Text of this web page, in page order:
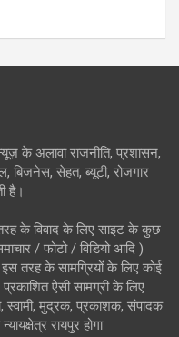
के अलावा राजनीति, प्रशासन,
बिजनेस, सेहत, ब्यूटी, रोजगार
है।
के विवाद के लिए साइट के कुछ
/ फोटो / विडियो आदि )
तरह के सामग्रियों के लिए कोई
प्रकाशित ऐसी सामग्री के लिए
स्वामी, मुद्रक, प्रकाशक, संपादक
रायपुर होगा